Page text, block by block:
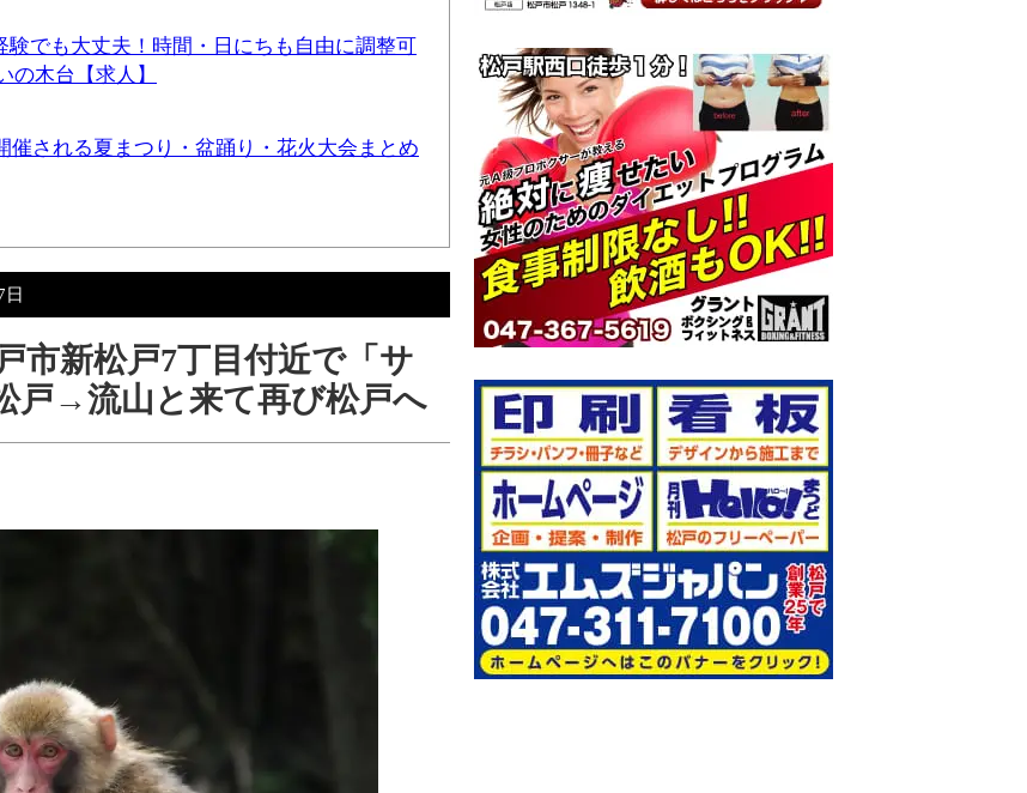
でも大丈夫！時間・日にちも自由に調整可
の木台【求人】
催される夏まつり・盆踊り・花火大会まとめ
日
市新松戸7丁目付近で「サ
戸→流山と来て再び松戸へ